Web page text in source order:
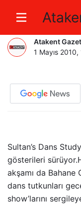
DANS’A
Atakent
1 Mayıs 2010,
Sultan’s Dans
gösterileri
akşamı da Bahane
dans tutkunları
show’larını